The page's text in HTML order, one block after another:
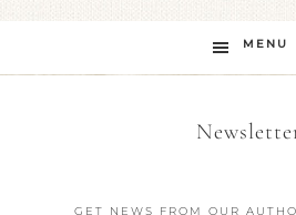
MENU
GET NEWS FROM OUR